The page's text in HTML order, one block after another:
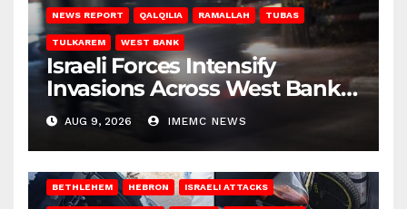
NEWS REPORT QALQILIA RAMALLAH TUBAS
TULKAREM WEST BANK
Israeli Forces Intensify
Invasions Across West Bank
on Saturday
AUG 9, 2026 IMEMC NEWS
BETHLEHEM HEBRON ISRAELI ATTACKS